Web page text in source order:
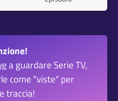
a guardare Serie TV,
come "viste" per
traccia!